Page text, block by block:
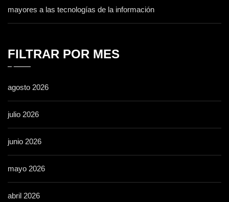
mayores a las tecnologías de la información
FILTRAR POR MES
agosto 2026
julio 2026
junio 2026
mayo 2026
abril 2026